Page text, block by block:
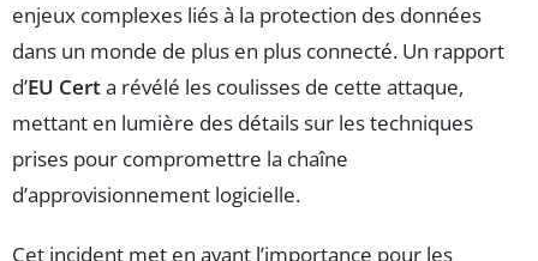
enjeux complexes liés à la protection des données
dans un monde de plus en plus connecté. Un rapport
d’EU Certa révélé les coulisses de cette attaque,
mettant en lumière des détails sur les techniques
prises pour compromettre la chaîne
d’approvisionnement logicielle.
Cet incident met en avant l’importance pour les